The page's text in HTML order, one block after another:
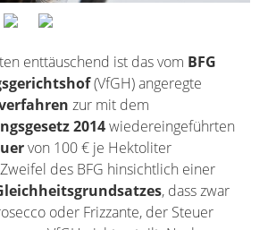
enttäuschend ist das vom BFG
(VfGH) angeregte
zur mit dem
2014wiedereingeführten
von 100 € je Hektoliter
des BFG hinsichtlich einer
, dass zwar
oder Frizzante, der Steuer